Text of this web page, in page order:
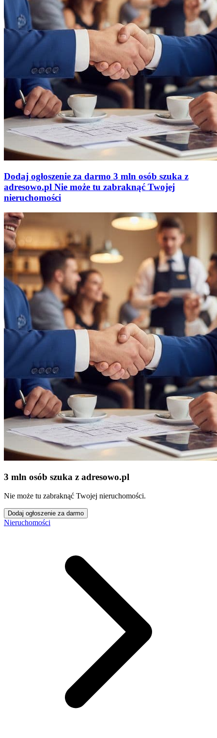
Dodaj ogłoszenie za darmo 3 mln osób szuka z
adresowo.pl Nie może tu zabraknąć Twojej
nieruchomości
3 mln osób szuka z adresowo.pl
Nie może tu zabraknąć Twojej nieruchomości.
Dodaj ogłoszenie za darmo
Nieruchomości